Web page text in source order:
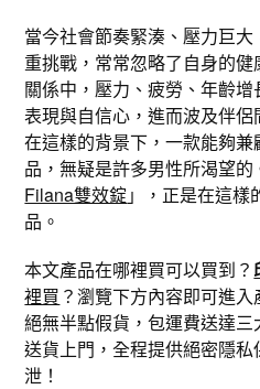
當今社會節奏緊湊、壓力巨
重挑戰，常常忽略了自身的
關係中，壓力、疲勞、年齡
表現與自信心，進而波及伴侶
在這樣的背景下，一款能夠
品，無疑是許多男性所渴望
Filana雙效錠 」，正是在這樣
品。
本文產品在哪裡買可以買到？
裡買 ？瀏覽下方內容即可進
絕無半點假貨，包運費送達
送貨上門，全程提供絕密隱
泄！